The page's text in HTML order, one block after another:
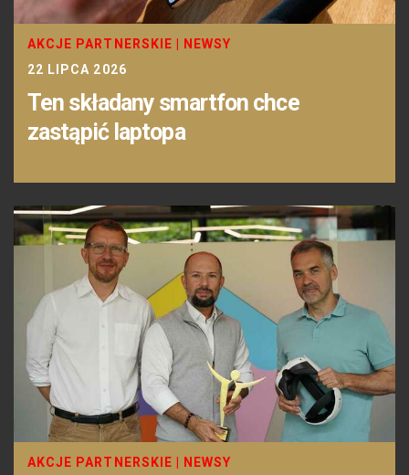
AKCJE PARTNERSKIE
NEWSY
22 LIPCA 2026
Ten składany smartfon chce
zastąpić laptopa
AKCJE PARTNERSKIE
NEWSY